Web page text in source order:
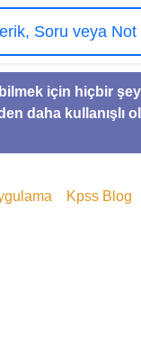
için hiçbir
daha kullanışlı
Soru veya Not
Kpss Blog